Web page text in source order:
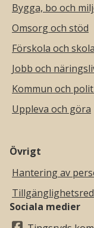
Bygga, bo och
Omsorg och stöd
Förskola och skola
Jobb och
Kommun och
Uppleva och göra
Övrigt
Hantering av
Sociala medier